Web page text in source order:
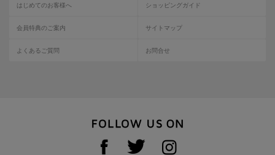
はじめてのお客様へ ショッピングガイド
会員特典のご案内 サイトマップ
よくあるご質問 お問合せ